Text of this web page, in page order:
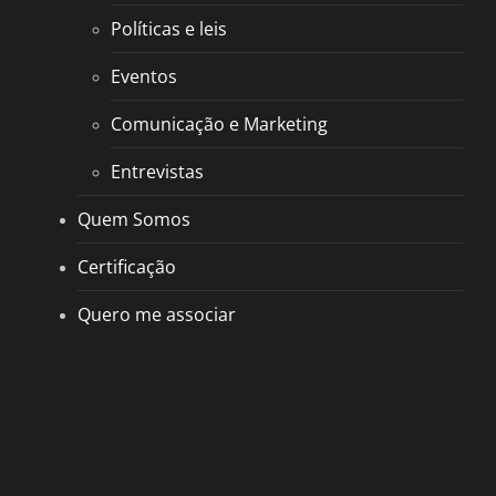
Políticas e leis
Eventos
Comunicação e Marketing
Entrevistas
Quem Somos
Certificação
Quero me associar